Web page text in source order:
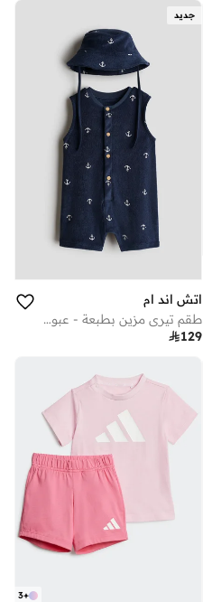
جديد
اتش اند ام
طقم تيري مزين بطبعة - عبوة من قطعتين
129
+
3